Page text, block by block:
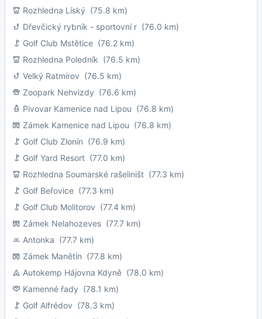
Rozhledna Líský (75.8 km)
Dřevčický rybník - sportovní r (76.0 km)
Golf Club Mstětice (76.2 km)
Rozhledna Poledník (76.5 km)
Velký Ratmírov (76.5 km)
Zoopark Nehvizdy (76.6 km)
Pivovar Kamenice nad Lipou (76.8 km)
Zámek Kamenice nad Lipou (76.8 km)
Golf Club Zlonín (76.9 km)
Golf Yard Resort (77.0 km)
Rozhledna Soumarské rašeliništ (77.3 km)
Golf Beřovice (77.3 km)
Golf Club Molitorov (77.4 km)
Zámek Nelahozeves (77.7 km)
Antonka (77.7 km)
Zámek Manětín (77.8 km)
Autokemp Hájovna Kdyně (78.0 km)
Kamenné řady (78.1 km)
Golf Alfrédov (78.3 km)